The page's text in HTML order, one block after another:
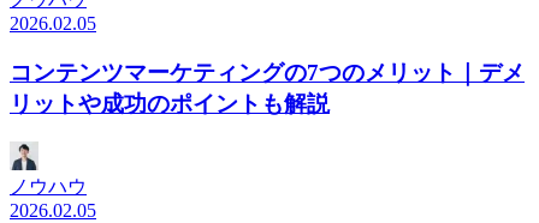
2026.02.05
コンテンツマーケティングの7つのメリット｜デメ
リットや成功のポイントも解説
ノウハウ
2026.02.05